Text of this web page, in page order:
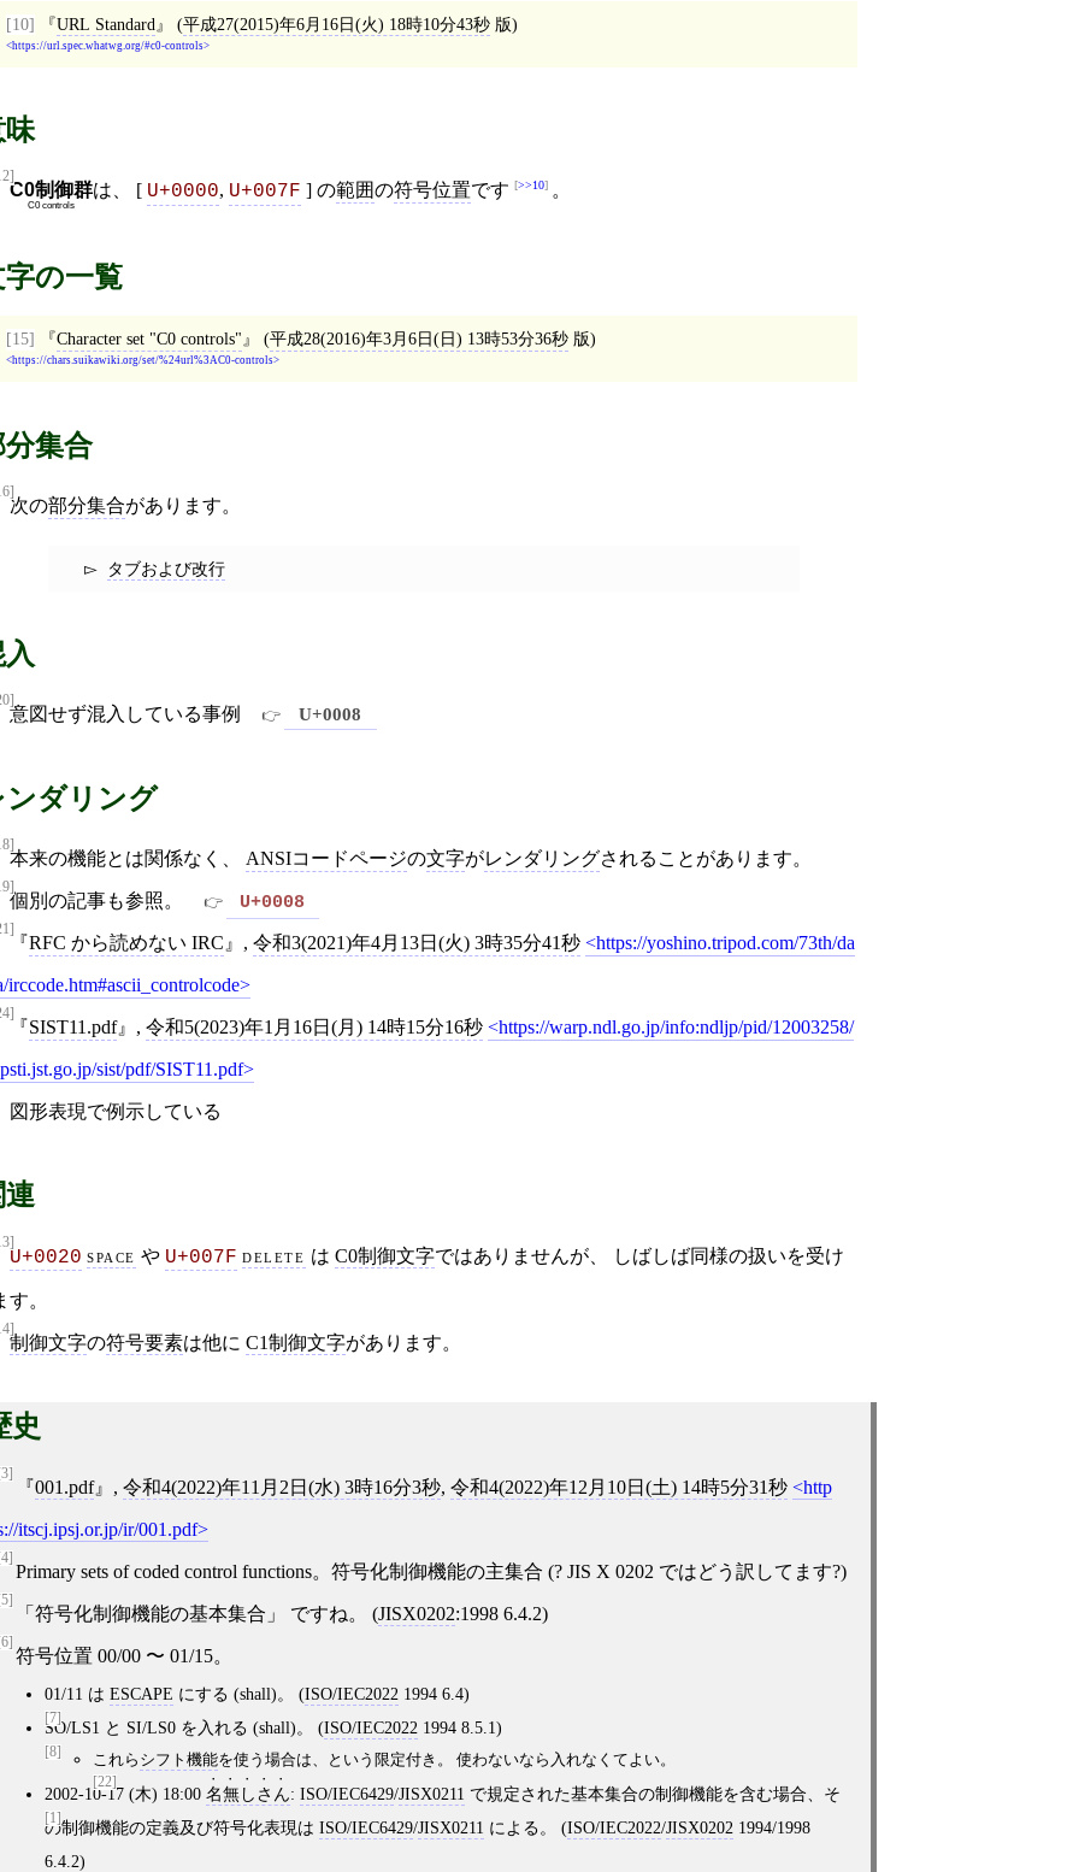
[10] URL Standard (平成27(2015)年6月16日(火) 18時10分43秒版)
https://url.spec.whatwg.org/#c0-controls
C0制御群
C0 controls
は、 [ U+0000, U+007F ] の範囲の符号位置です >>10 。
の一覧
[15] Character set "C0 controls" (平成28(2016)年3月6日(日) 13時53分36秒版)
https://chars.suikawiki.org/set/%24url%3AC0-controls
集合
次の部分集合があります。
タブおよび改行
意図せず混入している事例 U+0008
ンダリング
本来の機能とは関係なく、 ANSIコードページの文字がレンダリングされることがあります。
個別の記事も参照。 U+0008
RFC から読めない IRC , 令和3(2021)年4月13日(火) 3時35分41秒 https://yoshino.tripod.com/73th/da
irccode.htm#ascii_controlcode
SIST11.pdf , 令和5(2023)年1月16日(月) 14時15分16秒 https://warp.ndl.go.jp/info:ndljp/pid/12003258/
sist/pdf/SIST11.pdf
図形表現で例示している
U+0020 space や U+007F delete は C0制御文字ではありませんが、 しばしば同様の扱いを受け
す。
制御文字の符号要素は他に C1制御文字があります。
史
001.pdf , 令和4(2022)年11月2日(水) 3時16分3秒, 令和4(2022)年12月10日(土) 14時5分31秒 http
itscj.ipsj.or.jp/ir/001.pdf
Primary sets of coded control functions。符号化制御機能の主集合 (? JIS X 0202 ではどう訳してます?)
符号化制御機能の基本集合 ですね。 (JISX0202:1998 6.4.2)
符号位置 00/00 〜 01/15。
[7]
01/11 は ESCAPE にする (shall)。 (ISO/IEC2022 1994 6.4)
[8]
SO/LS1 と SI/LS0 を入れる (shall)。 (ISO/IEC2022 1994 8.5.1)
[22]
これら シフト機能を使う場合は、という限定付き。 使わないなら入れなくてよい。
[1]
2002-10-17 (木) 18:00 名無しさん: ISO/IEC6429/JISX0211 で規定された基本集合の制御機能を含む場合、そ
の制御機能の定義及び符号化表現は ISO/IEC6429/JISX0211 による。 (ISO/IEC2022/JISX0202 1994/1998
6.4.2)